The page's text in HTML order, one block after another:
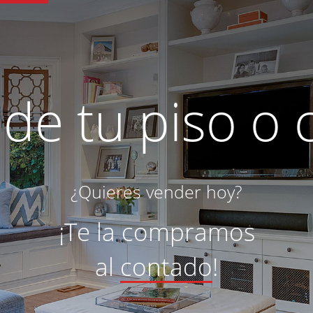
tu piso o
¿Quieres vender hoy?
¡Te la compramos
alcontado!